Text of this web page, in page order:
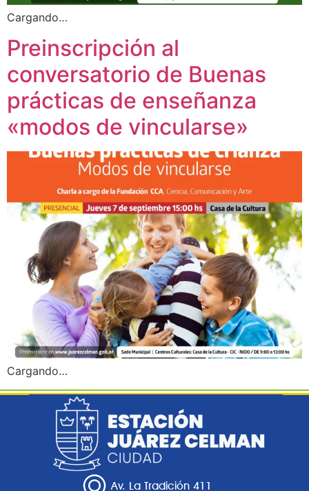
Cargando…
Preinscripción al
conversatorio de Buenas
prácticas de enseñanza
«modos de vincularse»
Cargando…
Av. La Tradición 411